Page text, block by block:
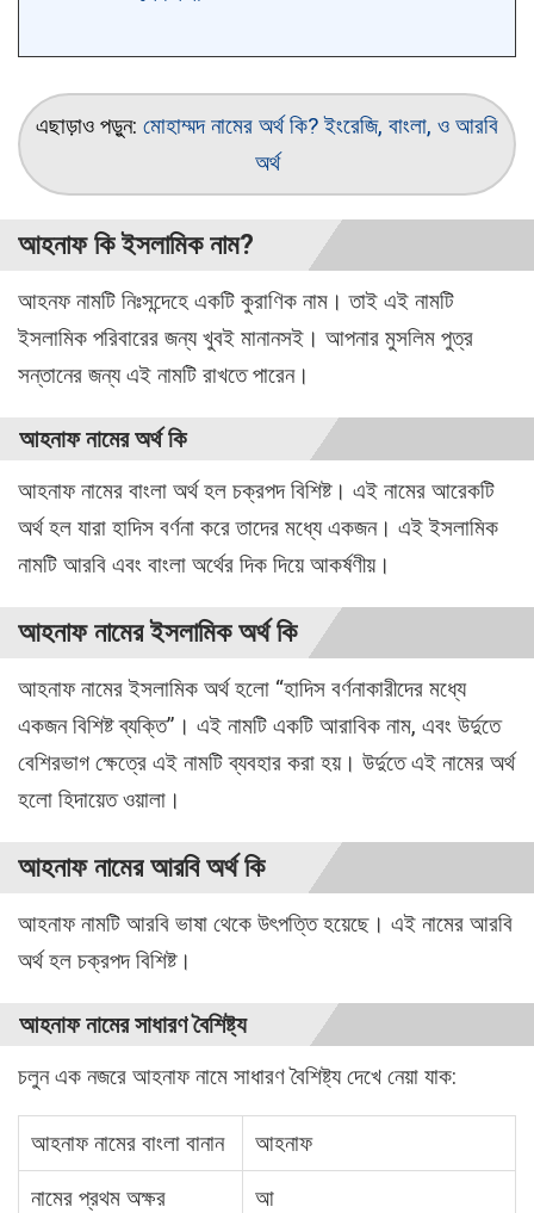
এছাড়াও পড়ুন: মোহাম্মদ নামের অর্থ কি? ইংরেজি, বাংলা, ও আরবি
অর্থ
আহনাফ কি ইসলামিক নাম?
আহনফ নামটি নিঃসন্দেহে একটি কুরাণিক নাম। তাই এই নামটি
ইসলামিক পরিবারের জন্য খুবই মানানসই। আপনার মুসলিম পুত্র
সন্তানের জন্য এই নামটি রাখতে পারেন।
আহনাফ নামের অর্থ কি
আহনাফ নামের বাংলা অর্থ হল চক্রপদ বিশিষ্ট। এই নামের আরেকটি
অর্থ হল যারা হাদিস বর্ণনা করে তাদের মধ্যে একজন। এই ইসলামিক
নামটি আরবি এবং বাংলা অর্থের দিক দিয়ে আকর্ষণীয়।
আহনাফ নামের ইসলামিক অর্থ কি
আহনাফ নামের ইসলামিক অর্থ হলো “হাদিস বর্ণনাকারীদের মধ্যে
একজন বিশিষ্ট ব্যক্তি”। এই নামটি একটি আরাবিক নাম, এবং উর্দুতে
বেশিরভাগ ক্ষেত্রে এই নামটি ব্যবহার করা হয়। উর্দুতে এই নামের অর্থ
হলো হিদায়েত ওয়ালা।
আহনাফ নামের আরবি অর্থ কি
আহনাফ নামটি আরবি ভাষা থেকে উৎপত্তি হয়েছে। এই নামের আরবি
অর্থ হল চক্রপদ বিশিষ্ট।
আহনাফ নামের সাধারণ বৈশিষ্ট্য
চলুন এক নজরে আহনাফ নামে সাধারণ বৈশিষ্ট্য দেখে নেয়া যাক:
আহনাফ নামের বাংলা বানান
আহনাফ
নামের প্রথম অক্ষর
আ